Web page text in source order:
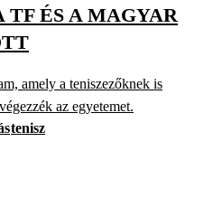
ÉS A MAGYAR
amely a teniszezőknek is
az egyetemet.
tenisz